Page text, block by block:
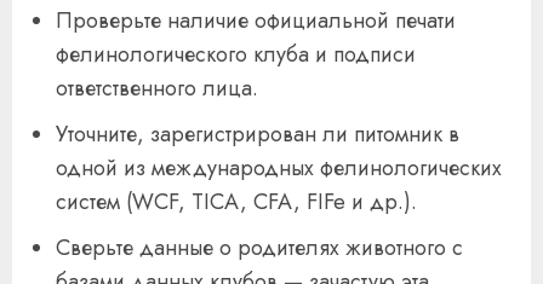
Проверьте наличие официальной печати
фелинологического клуба и подписи
ответственного лица.
Уточните, зарегистрирован ли питомник в
одной из международных фелинологических
систем (WCF, TICA, CFA, FIFe и др.).
Сверьте данные о родителях животного с